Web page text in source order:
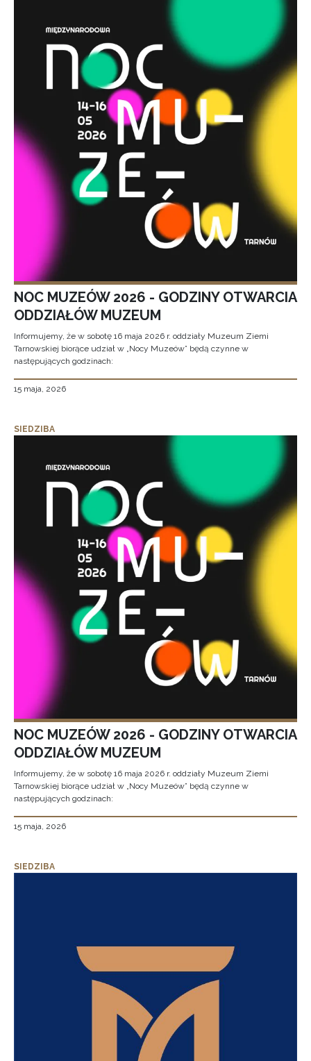
NOC MUZEÓW 2026 - GODZINY OTWARCIA
ODDZIAŁÓW MUZEUM
Informujemy, że w sobotę 16 maja 2026 r. oddziały Muzeum Ziemi
Tarnowskiej biorące udział w „Nocy Muzeów” będą czynne w
następujących godzinach:
15 maja, 2026
SIEDZIBA
NOC MUZEÓW 2026 - GODZINY OTWARCIA
ODDZIAŁÓW MUZEUM
Informujemy, że w sobotę 16 maja 2026 r. oddziały Muzeum Ziemi
Tarnowskiej biorące udział w „Nocy Muzeów” będą czynne w
następujących godzinach:
15 maja, 2026
SIEDZIBA